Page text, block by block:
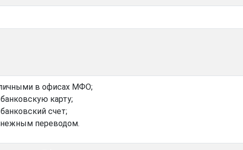
в офисах МФО;
карту;
счет;
переводом.